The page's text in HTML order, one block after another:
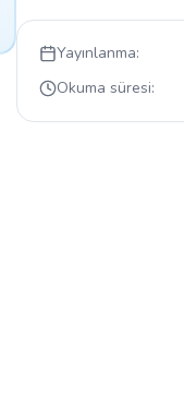
Yayınlanma:
Okuma süresi: